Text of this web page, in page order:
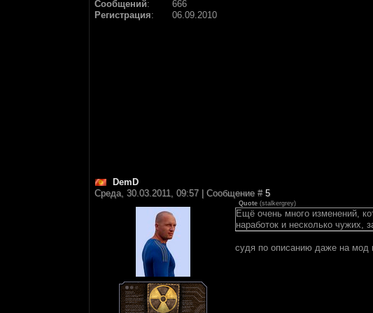
Сообщений:
666
Регистрация: 06.09.2010
DemD
Среда, 30.03.2011, 09:57 | Сообщение # 5
Quote (stalkergrey)
Ещё очень много изменений,
наработок и несколько чужих,
судя по описанию даже на мод